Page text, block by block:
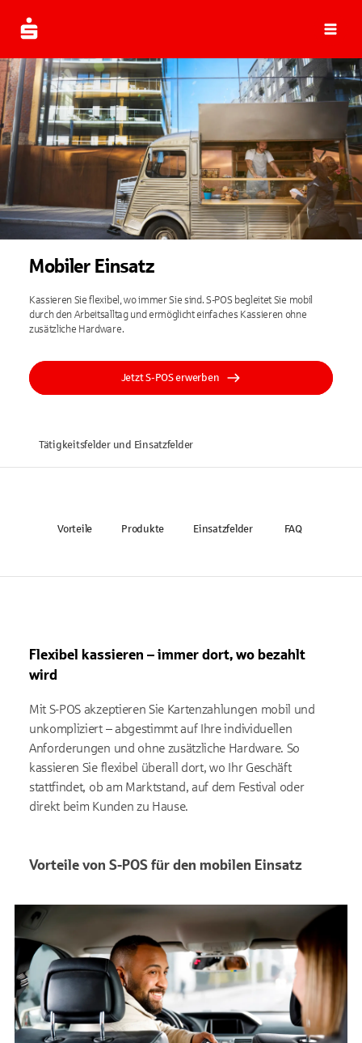
Mobiler Einsatz
Kassieren Sie flexibel, wo immer Sie sind. S-POS begleitet Sie mobil
durch den Arbeitsalltag und ermöglicht einfaches Kassieren ohne
zusätzliche Hardware.
Jetzt S-POS erwerben
Tätigkeitsfelder und Einsatzfelder
Vorteile Produkte Einsatzfelder FAQ
Flexibel kassieren – immer dort, wo bezahlt
wird
Mit S-POS akzeptieren Sie Kartenzahlungen mobil und
unkompliziert – abgestimmt auf Ihre individuellen
Anforderungen und ohne zusätzliche Hardware. So
kassieren Sie flexibel überall dort, wo Ihr Geschäft
stattfindet, ob am Marktstand, auf dem Festival oder
direkt beim Kunden zu Hause.
Vorteile von S-POS für den mobilen Einsatz